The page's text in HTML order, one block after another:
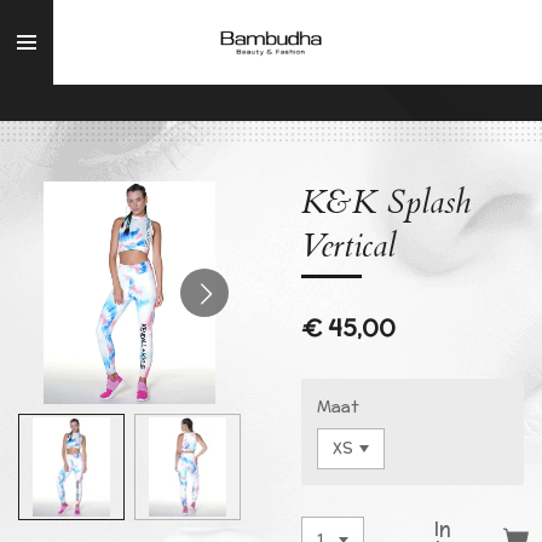
direct
hoofdinhoud
K&K Splash
Vertical
€ 45,00
Maat
In